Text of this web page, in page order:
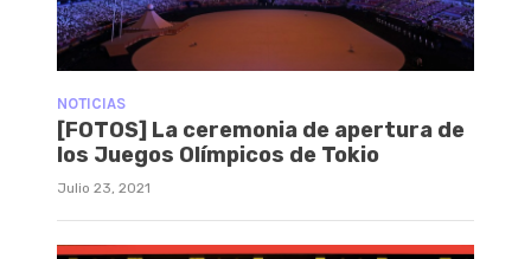
NOTICIAS
[FOTOS] La ceremonia de apertura de
los Juegos Olímpicos de Tokio
Julio 23, 2021